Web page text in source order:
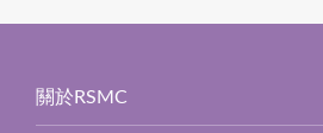
關於RSMC